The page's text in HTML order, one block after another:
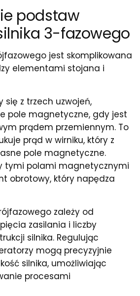
podstaw
3-fazowego
jest skomplikowana
elementami stojana i
się z trzech uzwojeń,
pole magnetyczne, gdy jest
prądem przemiennym. To
prąd w wirniku, który z
pole magnetyczne.
tymi polami magnetycznymi
obrotowy, który napędza
zależy od
zasilania i liczby
silnika. Regulując
mogą precyzyjnie
silnika, umożliwiając
procesami